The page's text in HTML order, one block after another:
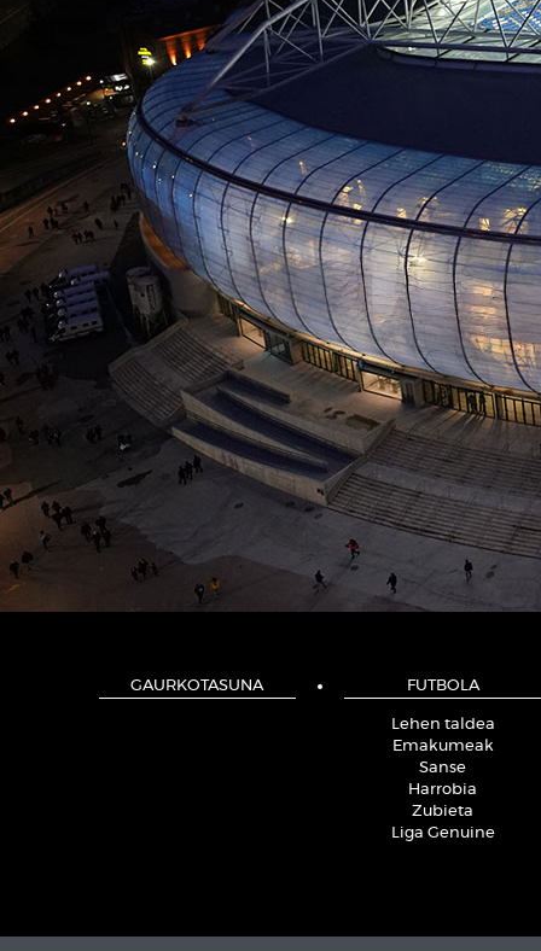
GAURKOTASUNA FUTBOLA
Lehen taldea
Emakumeak
Sanse
Harrobia
Zubieta
Liga Genuine